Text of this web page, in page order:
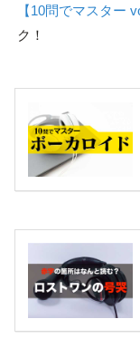
【10問でマスター
ク！